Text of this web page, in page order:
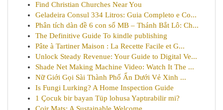
Find Christian Churches Near You
Geladeira Consul 334 Litros: Guia Completo e Co...
Phân tích dàn đề 6 con số MB – Thánh Bắt Lô: Ch...
The Definitive Guide To kindle publishing
Pâte à Tartiner Maison : La Recette Facile et G...
Unlock Steady Revenue: Your Guide to Digital Ve...
Shade Net Making Machine Video: Watch It The ...
Nữ Giới Gọi Sài Thành Phố Ẩn Dưới Vẻ Xinh ...
Is Fungi Lurking? A Home Inspection Guide
1 Çocuk bir bayan Tüp lohusa Yaptırabilir mi?